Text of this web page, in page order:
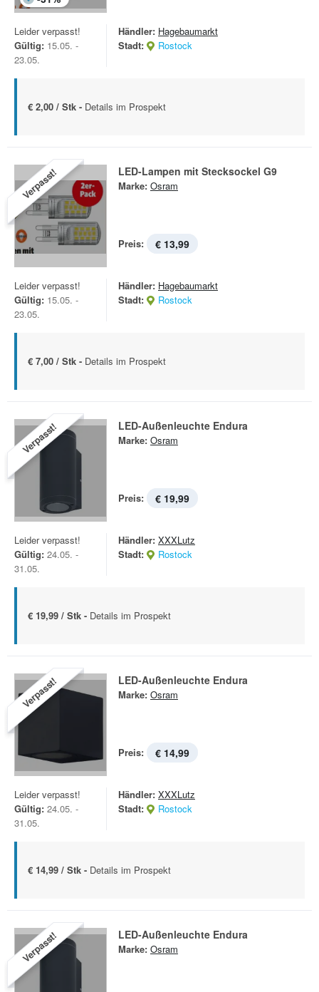
Leider verpasst!
Gültig: 15.05. -
23.05.
Händler: Hagebaumarkt
Stadt:
Rostock
€ 2,00 / Stk - Details im Prospekt
Verpasst! LED-Lampen mit Stecksockel G9
Marke: Osram
Preis: € 13,99
Leider verpasst!
Gültig: 15.05. -
23.05.
Händler: Hagebaumarkt
Stadt:
Rostock
€ 7,00 / Stk - Details im Prospekt
Verpasst! LED-Außenleuchte Endura
Marke: Osram
Preis: € 19,99
Leider verpasst!
Gültig: 24.05. -
31.05.
Händler: XXXLutz
Stadt:
Rostock
€ 19,99 / Stk - Details im Prospekt
Verpasst! LED-Außenleuchte Endura
Marke: Osram
Preis: € 14,99
Leider verpasst!
Gültig: 24.05. -
31.05.
Händler: XXXLutz
Stadt:
Rostock
€ 14,99 / Stk - Details im Prospekt
Verpasst! LED-Außenleuchte Endura
Marke: Osram